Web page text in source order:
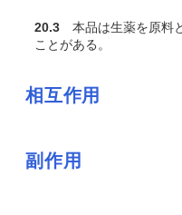
20.3 本品は生薬を原料
ことがある。
相互作用
副作用